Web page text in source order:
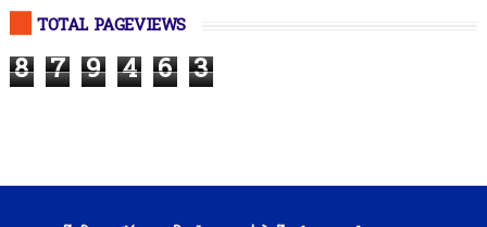
TOTAL PAGEVIEWS
8 7 9 4 6 3